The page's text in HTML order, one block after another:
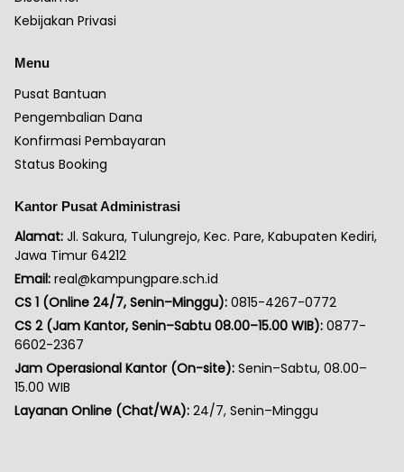
Kebijakan Privasi
Menu
Pusat Bantuan
Pengembalian Dana
Konfirmasi Pembayaran
Status Booking
Kantor Pusat Administrasi
Alamat: Jl. Sakura, Tulungrejo, Kec. Pare, Kabupaten Kediri,
Jawa Timur 64212
Email: real@kampungpare.sch.id
CS 1 (Online 24/7, Senin–Minggu): 0815-4267-0772
CS 2 (Jam Kantor, Senin–Sabtu 08.00–15.00 WIB): 0877-
6602-2367
Jam Operasional Kantor (On-site): Senin–Sabtu, 08.00–
15.00 WIB
Layanan Online (Chat/WA): 24/7, Senin–Minggu